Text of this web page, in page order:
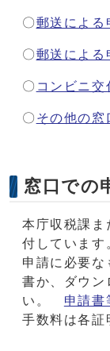
〇郵送による
〇郵送による
〇 コンビニ交
〇 その他の窓
窓口での
本庁収税課ま
付しています
申請に必要な
書か、ダウン
い。 申請書
手数料は各証